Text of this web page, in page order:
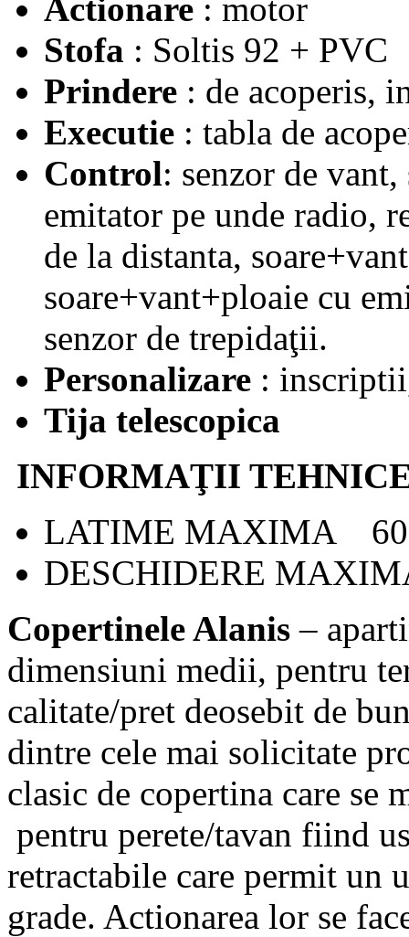
Actionare : motor
Stofa : Soltis 92 + PVC
Prindere : de acoperis,
Executie : tabla de
Control: senzor de
emitator pe unde radio,
de la distanta,
soare+vant+ploaie cu
senzor de trepidaţii.
Personalizare :
Tija telescopica
INFORMAŢII
LATIME MAXIMA
DESCHIDERE
Copertinele Alanis –
dimensiuni medii, pentru
calitate/pret deosebit de
dintre cele mai solicitate
clasic de copertina care se
pentru perete/tavan fiind
retractabile care permit un
grade. Actionarea lor se